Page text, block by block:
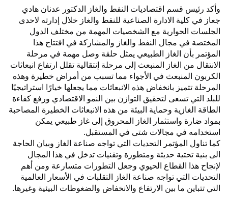
وأكد رئيس قسم اقتصاديات النفط والغاز الدكتور عدنان هادي
جعاز في كلية الادارة الصناعية للنفط والغاز خلال إدارته لاحدى
الجلسات الحوارية مع الشخصيات المهمة من مختلف الدول
المختصة في مجال النفط والغاز والمشاركة في افتتاح هذا
المؤتمر بأن الغاز الطبيعي يمثل حلقة وصل مهمة في مرحلة
الانتقال من الغاز المنبعث إلى مرحلة إنتقالية تقلل ارتفاع انبعاثات
الكربون المنبعث في الأجواء مما تسبب من أمراض خطيرة وهذه
المرحلة تتميز بانخفاض هذه الانبعاثات مما يجعلها خيارًا استراتيجيًا
للبلد التي تسعى لتحقيق التوازن بين النمو الاقتصادي ورفع كفاءة
الطاقة الغازية وحماية البيئة من هذه الانبعاثات الخطيرة المصاحبة
بمواد ضارة واستثمار الغاز المحروق إلى غاز طبيعي يمكن
استخدامه في مجالات شتى في المستقبل.
كما تناول المؤتمر التحديات التي تواجه صناعة الغاز وبيان الحاجة
الى بنية تحتية حديثة ومتطورة وتقنيات تدخل في هذا المجال
لإنجاح هذا القطاع الحيوي وجعل التطورات متسارعة ومن أهم
التحديات التي تواجه صناعة الغاز التقلبات في الأسعار العالمية
التي تتباين ما بين الارتفاع والانخفاض والضغوطات البيئية وغيرها.